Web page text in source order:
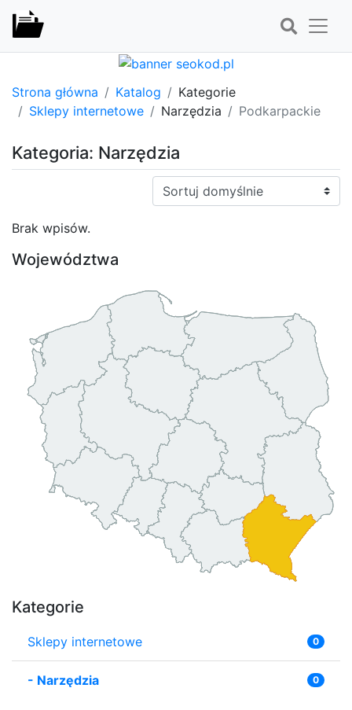
Strona główna Katalog
Kategorie
Sklepy internetowe
Narzędzia Podkarpackie
Kategoria: Narzędzia
Sortuj:
Brak wpisów.
Województwa
Kategorie
Sklepy internetowe 0
- Narzędzia 0